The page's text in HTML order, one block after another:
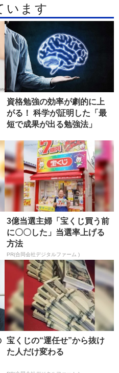
います
資格勉強の効率が劇的に上
がる！ 科学が証明した「最
短で成果が出る勉強法」
3億当選主婦「宝くじ買う前
に〇〇した」当選率上げる
方法
PR(合同会社デジタルファーム )
宝くじの“運任せ”から抜け
た人だけ変わる